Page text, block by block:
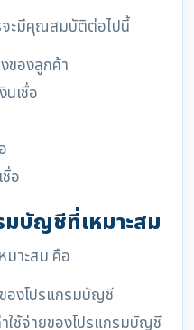
ะมีคุณสมบัติต่อไปนี้
ของลูกค้า
นเชื่อ
อ
มบัญชีที่เหมาะสม
มาะสม คือ
งโปรแกรมบัญชี
ใช้จ่ายของโปรแกรมบัญชี